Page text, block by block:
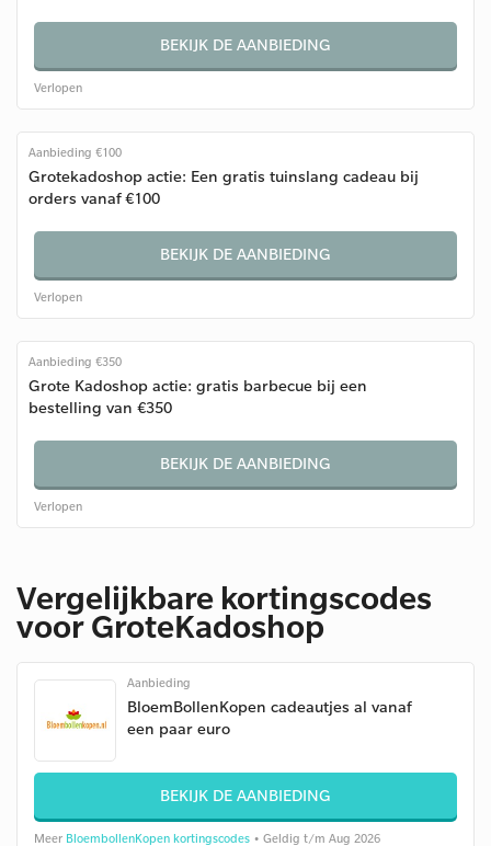
BEKIJK DE AANBIEDING
Verlopen
Aanbieding €100
Grotekadoshop actie: Een gratis tuinslang cadeau bij
orders vanaf €100
BEKIJK DE AANBIEDING
Verlopen
Aanbieding €350
Grote Kadoshop actie: gratis barbecue bij een
bestelling van €350
BEKIJK DE AANBIEDING
Verlopen
Vergelijkbare kortingscodes
voor GroteKadoshop
Aanbieding
BloemBollenKopen cadeautjes al vanaf
een paar euro
BEKIJK DE AANBIEDING
Meer BloembollenKopen kortingscodes • Geldig t/m Aug 2026